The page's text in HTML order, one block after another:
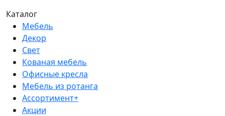
Каталог
Мебель
Декор
Свет
Кованая мебель
Офисные кресла
Мебель из ротанга
Ассортимент+
Акции